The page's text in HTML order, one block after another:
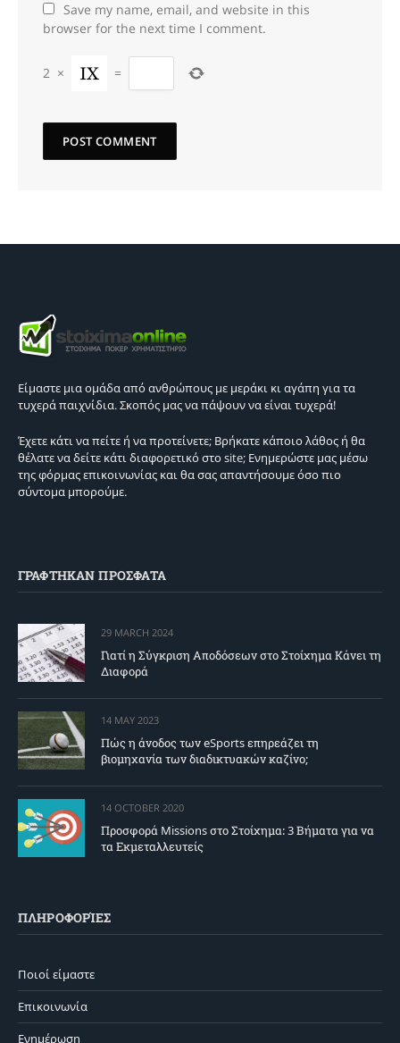
Save my name, email, and website in this
browser for the next time I comment.
2 × =
Είμαστε μια ομάδα από ανθρώπους με μεράκι κι αγάπη για τα
τυχερά παιχνίδια. Σκοπός μας να πάψουν να είναι τυχερά!
Έχετε κάτι να πείτε ή να προτείνετε; Βρήκατε κάποιο λάθος ή θα
θέλατε να δείτε κάτι διαφορετικό στο site; Ενημερώστε μας μέσω
της φόρμας επικοινωνίας και θα σας απαντήσουμε όσο πιο
σύντομα μπορούμε.
ΓΡΑΦΤΗΚΑΝ ΠΡΟΣΦΑΤΑ
29 MARCH 2024
Γιατί η Σύγκριση Αποδόσεων στο Στοίχημα Κάνει τη
Διαφορά
14 MAY 2023
Πώς η άνοδος των eSports επηρεάζει τη
βιομηχανία των διαδικτυακών καζίνο;
14 OCTOBER 2020
Προσφορά Missions στο Στοίχημα: 3 Βήματα για να
τα Εκμεταλλευτείς
ΠΛΗΡΟΦΟΡΊΕΣ
Ποιοί είμαστε
Επικοινωνία
Ενημέρωση